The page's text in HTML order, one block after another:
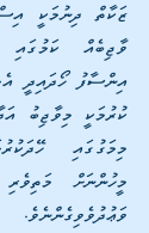
ވަޢުދުވެވިގެންނެވެ.